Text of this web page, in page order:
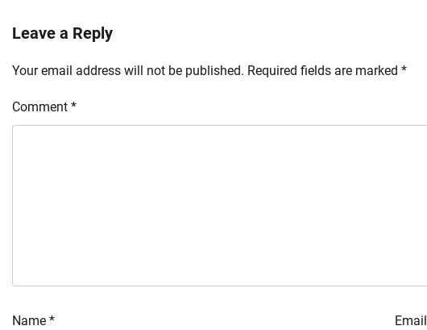
Leave a Reply
Your email address will not be published. Required fields are marked *
Comment *
Name * Email